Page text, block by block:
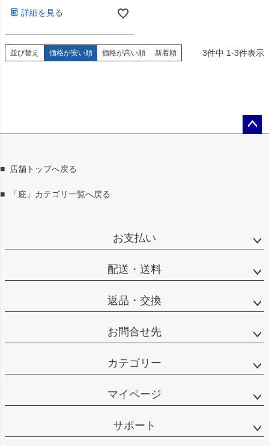
詳細を見る
並び替え 価格が安い順 価格が高い順 新着順 3件中 1-3件表示
■ 店舗トップへ戻る
■ 「庇」カテゴリ一覧へ戻る
お支払い
配送・送料
返品・交換
お問合せ先
カテゴリー
マイページ
サポート